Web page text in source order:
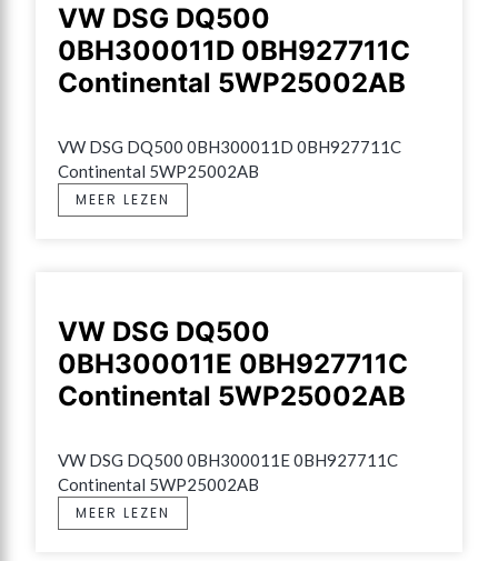
VW DSG DQ500
0BH300011D 0BH927711C
Continental 5WP25002AB
VW DSG DQ500 0BH300011D 0BH927711C
Continental 5WP25002AB
MEER LEZEN
VW DSG DQ500
0BH300011E 0BH927711C
Continental 5WP25002AB
VW DSG DQ500 0BH300011E 0BH927711C
Continental 5WP25002AB
MEER LEZEN